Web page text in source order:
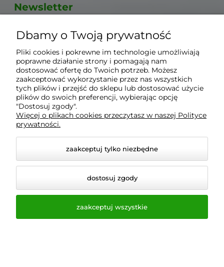
Newsletter
Podaj swój adres e-mail, jeżeli chcesz
otrzymywać informacje o nowościach i
promocjach.
Właścicielem sklepu a-bis.pl jest:
Dbamy o Twoją prywatność
Pliki cookies i pokrewne im technologie umożliwiają
poprawne działanie strony i pomagają nam
dostosować ofertę do Twoich potrzeb. Możesz
zaakceptować wykorzystanie przez nas wszystkich
tych plików i przejść do sklepu lub dostosować użycie
plików do swoich preferencji, wybierając opcję
"Dostosuj zgody".
Więcej o plikach cookies przeczytasz w naszej Polityce
prywatności.
zaakceptuj tylko niezbędne
dostosuj zgody
zaakceptuj wszystkie